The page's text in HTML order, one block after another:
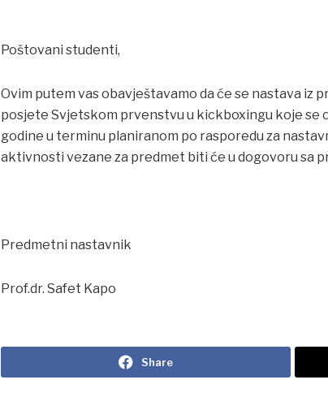
Poštovani studenti,
Ovim putem vas obavještavamo da će se nastava iz
posjete Svjetskom prvenstvu u kickboxingu koje se
godine u terminu planiranom po rasporedu za
aktivnosti vezane za predmet biti će u dogovoru sa
Predmetni nastavnik
Prof.dr. Safet Kapo
Share